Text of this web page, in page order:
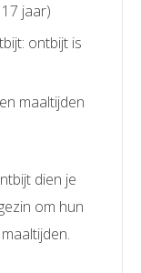
jaar)
ontbijt is
maaltijden
dien je
om hun